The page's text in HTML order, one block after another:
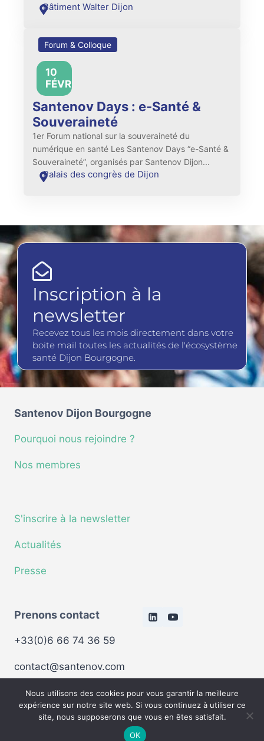
Bâtiment Walter Dijon
Forum & Colloque
10
FÉVRIER
Santenov Days : e-Santé &
Souveraineté
1er Forum national sur la souveraineté du
numérique en santé Les Santenov Days “e-Santé &
Souveraineté”, organisés par Santenov Dijon...
Palais des congrès de Dijon
Inscription à la
newsletter
Recevez tous les mois directement dans votre
boite mail toutes les actualités de l'écosystème
santé Dijon Bourgogne.
Santenov Dijon Bourgogne
Pourquoi nous rejoindre ?
Nos membres
S'inscrire à la newsletter
Actualités
Presse
Prenons contact
+33(0)6 66 74 36 59
contact@santenov.com
© 2026 Santenov Dijon Bourgogne - Tous droits
réservés -Politique de confidentialité -Mentions
légales
Nous utilisons des cookies pour vous garantir la meilleure
expérience sur notre site web. Si vous continuez à utiliser ce
site, nous supposerons que vous en êtes satisfait.
OK